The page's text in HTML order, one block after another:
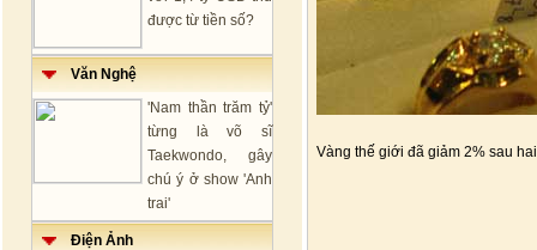
được từ tiền số?
Văn Nghệ
'Nam thần trăm tỷ'
từng là võ sĩ
Taekwondo, gây
chú ý ở show 'Anh
trai'
Điện Ảnh
Vàng thế giới đã giảm 2% sau